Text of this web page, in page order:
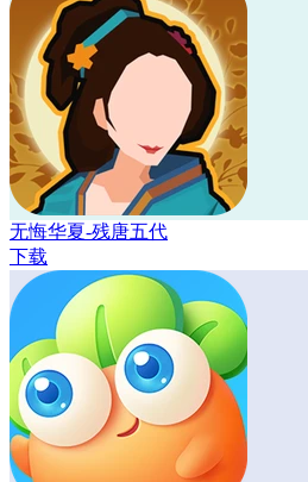
无悔华夏-残唐五代
下载